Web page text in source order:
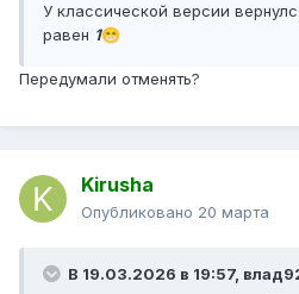
У классической версии
равен 1😁
Передумали отменять?
Kirusha
Опубликовано 20 марта
В 19.03.2026 в 19:57,